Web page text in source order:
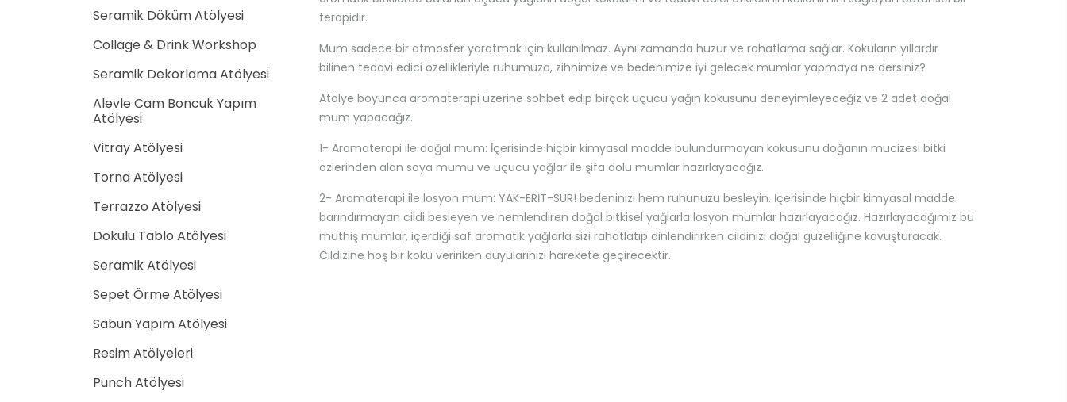
Seramik Döküm Atölyesi
Collage & Drink Workshop
Seramik Dekorlama Atölyesi
Alevle Cam Boncuk Yapım
Atölyesi
Vitray Atölyesi
Torna Atölyesi
Terrazzo Atölyesi
Dokulu Tablo Atölyesi
Seramik Atölyesi
Sepet Örme Atölyesi
Sabun Yapım Atölyesi
Resim Atölyeleri
Punch Atölyesi
terapidir.
Mum sadece bir atmosfer yaratmak için kullanılmaz. Aynı zamanda huzur ve rahatlama sağlar. Kokuların yıllardır
bilinen tedavi edici özellikleriyle ruhumuza, zihnimize ve bedenimize iyi gelecek mumlar yapmaya ne dersiniz?
Atölye boyunca aromaterapi üzerine sohbet edip birçok uçucu yağın kokusunu deneyimleyeceğiz ve 2 adet doğal
mum yapacağız.
1- Aromaterapi ile doğal mum: İçerisinde hiçbir kimyasal madde bulundurmayan kokusunu doğanın mucizesi bitki
özlerinden alan soya mumu ve uçucu yağlar ile şifa dolu mumlar hazırlayacağız.
2- Aromaterapi ile losyon mum: YAK-ERİT-SÜR! bedeninizi hem ruhunuzu besleyin. İçerisinde hiçbir kimyasal madde
barındırmayan cildi besleyen ve nemlendiren doğal bitkisel yağlarla losyon mumlar hazırlayacağız. Hazırlayacağımız bu
müthiş mumlar, içerdiği saf aromatik yağlarla sizi rahatlatıp dinlendirirken cildinizi doğal güzelliğine kavuşturacak.
Cildizine hoş bir koku veririken duyularınızı harekete geçirecektir.